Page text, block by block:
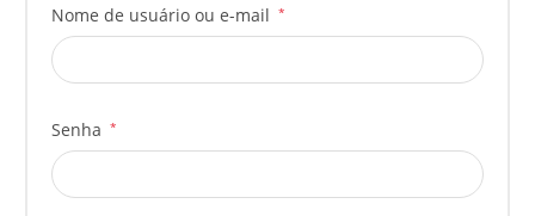
Nome de usuário ou e-mail *
Senha *